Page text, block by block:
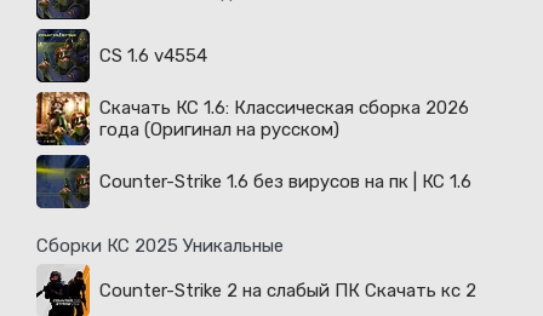
CS 1.6 v4554
Скачать КС 1.6: Классическая сборка 2026
года (Оригинал на русском)
Counter-Strike 1.6 без вирусов на пк | КС 1.6
Сборки КС 2025 Уникальные
Counter-Strike 2 на слабый ПК Скачать кс 2